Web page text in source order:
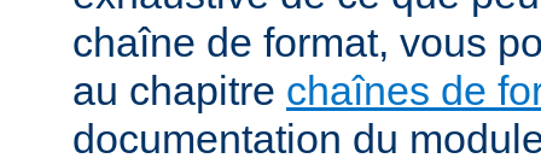
chaîne de format, vous
au chapitre chaînes de
documentation du